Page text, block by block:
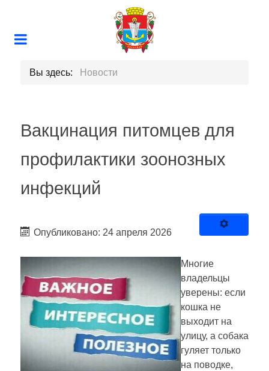
Вы здесь: Новости
Вакцинация питомцев для
профилактики зоонозных
инфекций
Опубликовано: 24 апреля 2026
Многие
владельцы
уверены: если
кошка не
выходит на
улицу, а собака
гуляет только
на поводке,